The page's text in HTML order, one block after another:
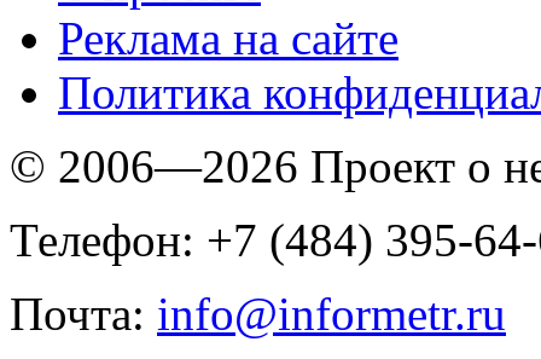
Реклама на сайте
Политика
© 2006—2026 Проект о
Телефон: +7 (484) 395-
Почта: info@informetr.ru